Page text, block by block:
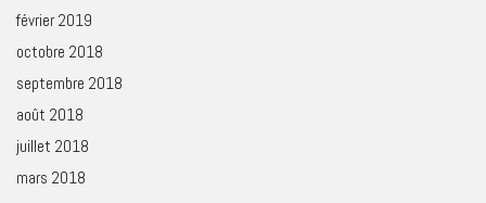
février 2019
octobre 2018
septembre 2018
août 2018
juillet 2018
mars 2018